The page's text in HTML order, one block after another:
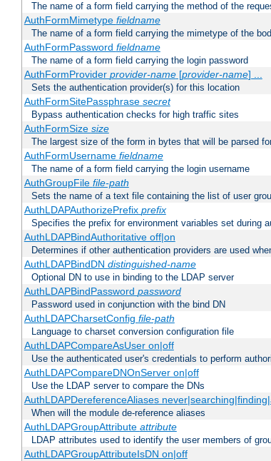
The name of a form field carrying the method of the
AuthFormMimetype fieldname
The name of a form field carrying the mimetype of the
AuthFormPassword fieldname
The name of a form field carrying the login password
AuthFormProvider provider-name[provider-name] ...
Sets the authentication provider(s) for this location
AuthFormSitePassphrase secret
Bypass authentication checks for high traffic sites
AuthFormSize size
The largest size of the form in bytes that will be parsed
AuthFormUsername fieldname
The name of a form field carrying the login username
AuthGroupFile file-path
Sets the name of a text file containing the list of user
AuthLDAPAuthorizePrefix prefix
Specifies the prefix for environment variables set during
AuthLDAPBindAuthoritative off|on
Determines if other authentication providers are used
AuthLDAPBindDN distinguished-name
Optional DN to use in binding to the LDAP server
AuthLDAPBindPassword password
Password used in conjunction with the bind DN
AuthLDAPCharsetConfig file-path
Language to charset conversion configuration file
AuthLDAPCompareAsUser on|off
Use the authenticated user's credentials to perform
AuthLDAPCompareDNOnServer on|off
Use the LDAP server to compare the DNs
AuthLDAPDereferenceAliases
When will the module de-reference aliases
AuthLDAPGroupAttribute attribute
LDAP attributes used to identify the user members of
AuthLDAPGroupAttributeIsDN on|off